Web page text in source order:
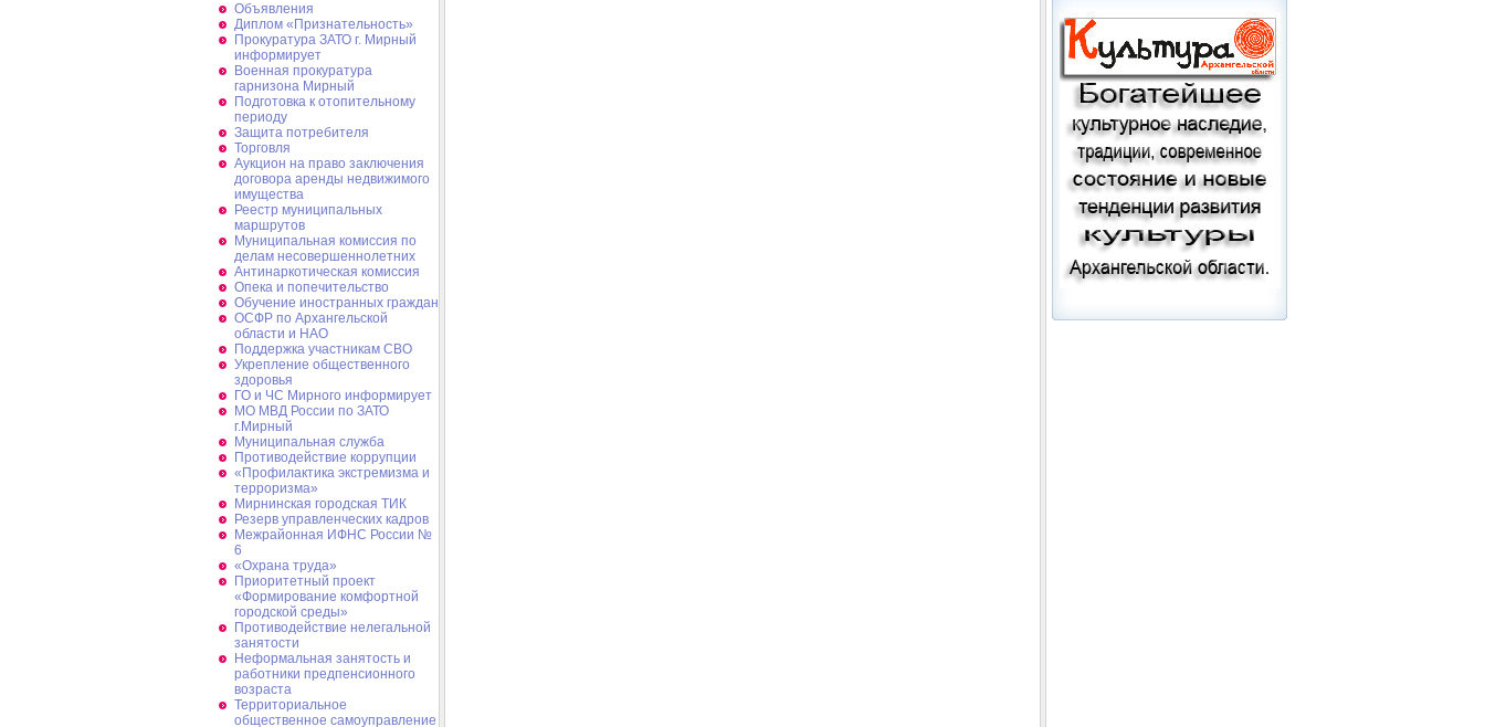
Объявления
Диплом «Признательность»
Прокуратура ЗАТО г. Мирный
информирует
Военная прокуратура
гарнизона Мирный
Подготовка к отопительному
периоду
Защита потребителя
Торговля
Аукцион на право заключения
договора аренды недвижимого
имущества
Реестр муниципальных
маршрутов
Муниципальная комиссия по
делам несовершеннолетних
Антинаркотическая комиссия
Опека и попечительство
Обучение иностранных граждан
ОСФР по Архангельской
области и НАО
Поддержка участникам СВО
Укрепление общественного
здоровья
ГО и ЧС Мирного информирует
МО МВД России по ЗАТО
г.Мирный
Муниципальная cлужба
Противодействие коррупции
«Профилактика экстремизма и
терроризма»
Мирнинская городская ТИК
Резерв управленческих кадров
Межрайонная ИФНС России №
6
«Охрана труда»
Приоритетный проект
«Формирование комфортной
городской среды»
Противодействие нелегальной
занятости
Неформальная занятость и
работники предпенсионного
возраста
Территориальное
общественное самоуправление